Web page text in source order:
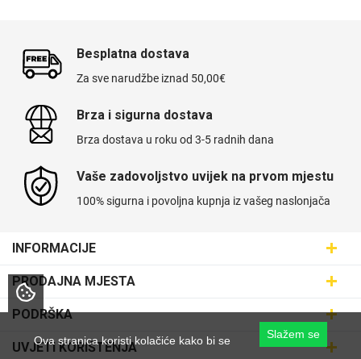
Besplatna dostava
Za sve narudžbe iznad 50,00€
Brza i sigurna dostava
Brza dostava u roku od 3-5 radnih dana
Vaše zadovoljstvo uvijek na prvom mjestu
100% sigurna i povoljna kupnja iz vašeg naslonjača
INFORMACIJE
SVIJET MASKICA d.o.o.
Aleja javora 13, 10000 Zagreb
095 5555 345
prodaja@maskice.hr
PRODAJNA MJESTA
Poslovnica Trešnjevka
PODRŠKA
Dostava
UVJETI KORIŠTENJA
Ova stranica koristi kolačiće kako bi se
Slažem se